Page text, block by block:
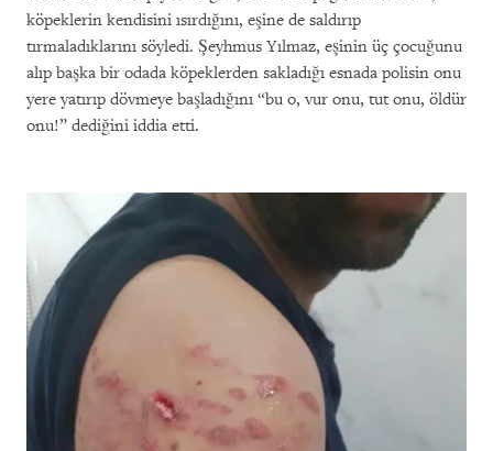
köpeklerin kendisini ısırdığını, eşine de saldırıp
tırmaladıklarını söyledi. Şeyhmus Yılmaz, eşinin üç çocuğunu
alıp başka bir odada köpeklerden sakladığı esnada polisin onu
yere yatırıp dövmeye başladığını “bu o, vur onu, tut onu, öldür
onu!” dediğini iddia etti.